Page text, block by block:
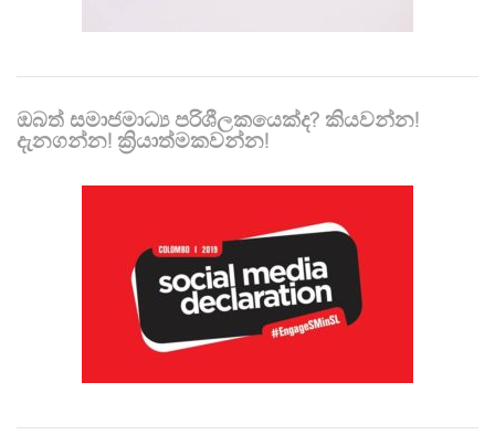
ඔබත් සමාජමාධ්‍ය පරිශීලකයෙක්ද? කියවන්න!
දැනගන්න! ක්‍රියාත්මකවන්න!